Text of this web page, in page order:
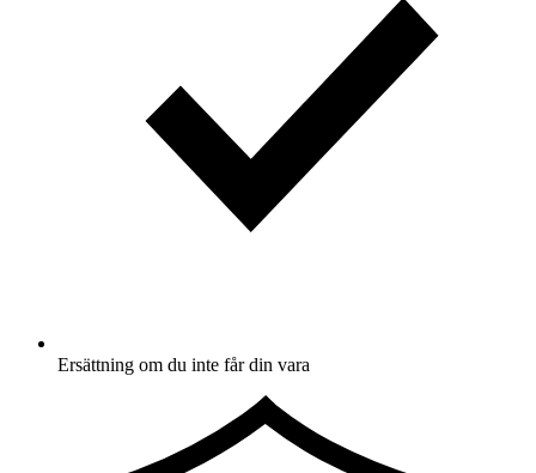
Ersättning om du inte får din vara